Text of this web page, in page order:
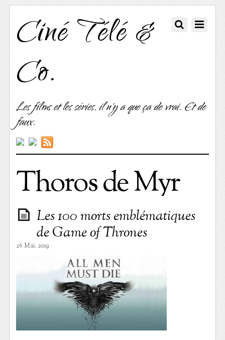
Ciné Télé &
Co.
Les films et les séries, il n'y a que ça de vrai. Et de
faux.
Thoros de Myr
Les 100 morts emblématiques
de Game of Thrones
26 Mai. 2019